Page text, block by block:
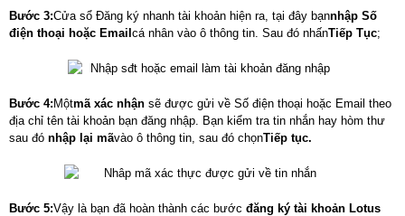
Bước 3:Cửa sổ Đăng ký nhanh tài khoản hiện ra, tại đây bạnnhập Số
điện thoại hoặc Email cá nhân vào ô thông tin. Sau đó nhấnTiếp Tục;
Bước 4: Mộtmã xác nhận sẽ được gửi về Số điện thoại hoặc Email theo
địa chỉ tên tài khoản bạn đăng nhập. Bạn kiểm tra tin nhắn hay hòm thư
sau đó nhập lại mãvào ô thông tin, sau đó chọnTiếp tục.
Bước 5:Vậy là bạn đã hoàn thành các bước đăng ký tài khoản Lotus